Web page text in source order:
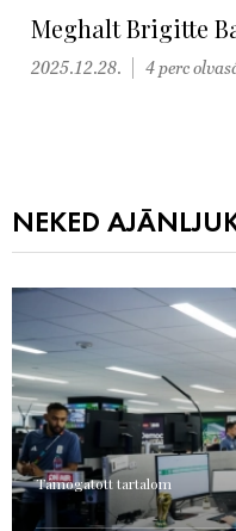
Meghalt Brigitte
2025.12.28. 4 perc
NEKED
Támogatott tartalom